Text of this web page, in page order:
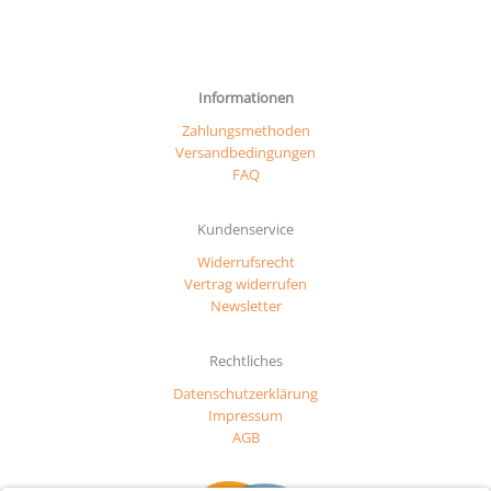
Informationen
Zahlungsmethoden
Versandbedingungen
FAQ
Kundenservice
Widerrufsrecht
Vertrag widerrufen
Newsletter
Rechtliches
Datenschutzerklärung
Impressum
AGB